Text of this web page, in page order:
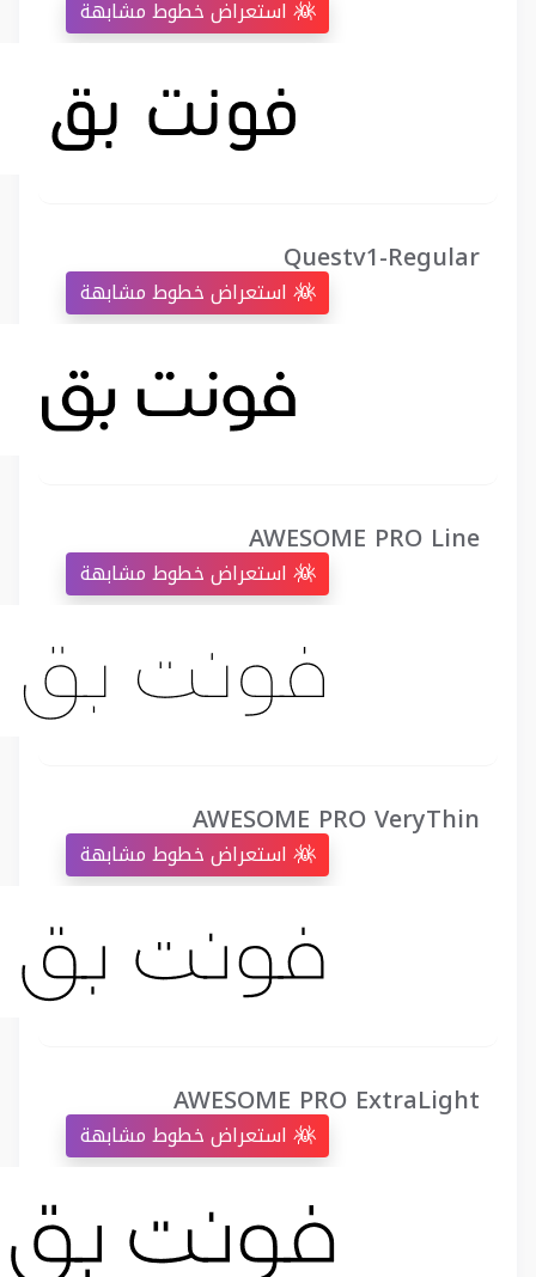
Questv1-Regular
AWESOME PRO Line
AWESOME PRO VeryThin
AWESOME PRO ExtraLight